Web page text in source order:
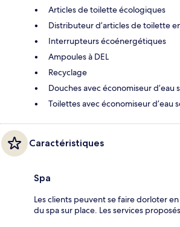
Articles de toilette écologiques
Distributeur d’articles de toilette
Interrupteurs écoénergétiques
Ampoules à DEL
Recyclage
Douches avec économiseur d’eau
Toilettes avec économiseur d’eau
Caractéristiques
Spa
Les clients peuvent se faire dorloter
du spa sur place. Les services